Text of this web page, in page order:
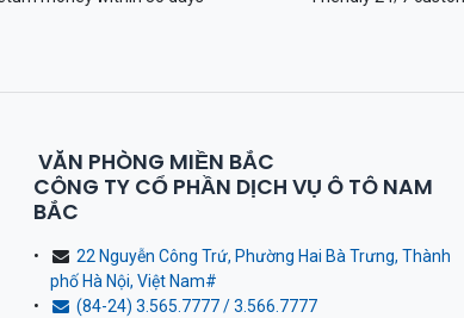
VĂN PHÒNG MIỀN BẮC
CÔNG TY CỔ PHẦN DỊCH VỤ Ô TÔ NAM
BẮC
22 Nguyễn Công Trứ, Phường Hai Bà Trưng, Thành
phố Hà Nội, Việt Nam#
(84-24) 3.565.7777 / 3.566.7777